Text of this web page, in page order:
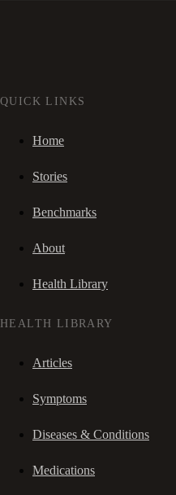
QUICK LINKS
Home
Stories
Benchmarks
About
Health Library
HEALTH LIBRARY
Articles
Symptoms
Diseases & Conditions
Medications